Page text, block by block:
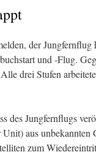
der
und -Flug.
drei Stufen
des Jungfernflugs
aus unbekannten
zum